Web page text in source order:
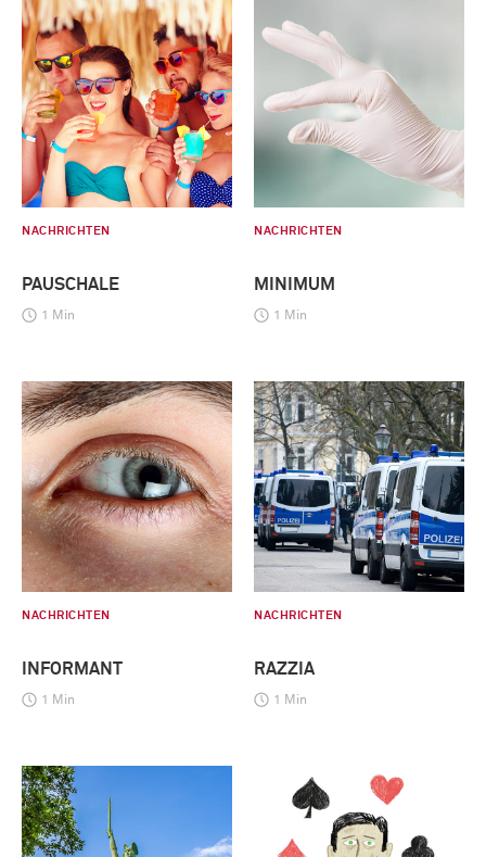
NACHRICHTEN
PAUSCHALE
1 Min
NACHRICHTEN
MINIMUM
1 Min
NACHRICHTEN
INFORMANT
1 Min
NACHRICHTEN
RAZZIA
1 Min